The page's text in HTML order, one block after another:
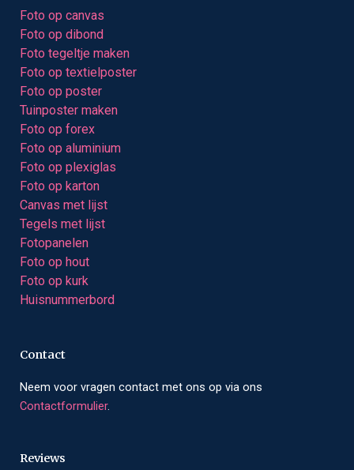
Foto op canvas
Foto op dibond
Foto tegeltje maken
Foto op textielposter
Foto op poster
Tuinposter maken
Foto op forex
Foto op aluminium
Foto op plexiglas
Foto op karton
Canvas met lijst
Tegels met lijst
Fotopanelen
Foto op hout
Foto op kurk
Huisnummerbord
Contact
Neem voor vragen contact met ons op via ons
Contactformulier.
Reviews